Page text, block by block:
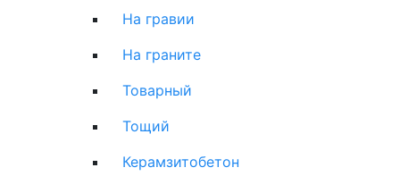
На гравии
На граните
Товарный
Тощий
Керамзитобетон